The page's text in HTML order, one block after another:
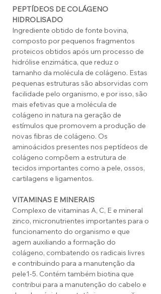
PEPTÍDEOS DE COLÁGENO
HIDROLISADO
Ingrediente obtido de fonte bovina,
composto por pequenos fragmentos
proteicos obtidos após um processo de
hidrólise enzimática, que reduz o
tamanho da molécula de colágeno. Estas
pequenas estruturas são absorvidas com
facilidade pelo organismo, e por isso, são
mais efetivas que a molécula de
colágeno in natura na geração de
estímulos que promovem a produção de
novas fibras de colágeno. Os
aminoácidos presentes nos peptídeos de
colágeno compõem a estrutura de
tecidos importantes como a pele, ossos,
cartilagens e ligamentos.
VITAMINAS E MINERAIS
Complexo de vitaminas A, C, E e mineral
zinco, micronutrientes importantes para o
funcionamento do organismo e que
agem auxiliando a formação do
colágeno, combatendo os radicais livres
e contribuindo para a manutenção da
pele1-5. Contém também biotina que
contribui para a manutenção do cabelo e